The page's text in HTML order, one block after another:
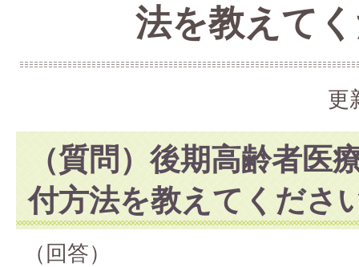
法を教えて
更
（質問）後期高齢者医
付方法を教えてくださ
（回答）